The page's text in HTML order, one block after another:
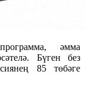
әмма
Бүген без
85 төбәге